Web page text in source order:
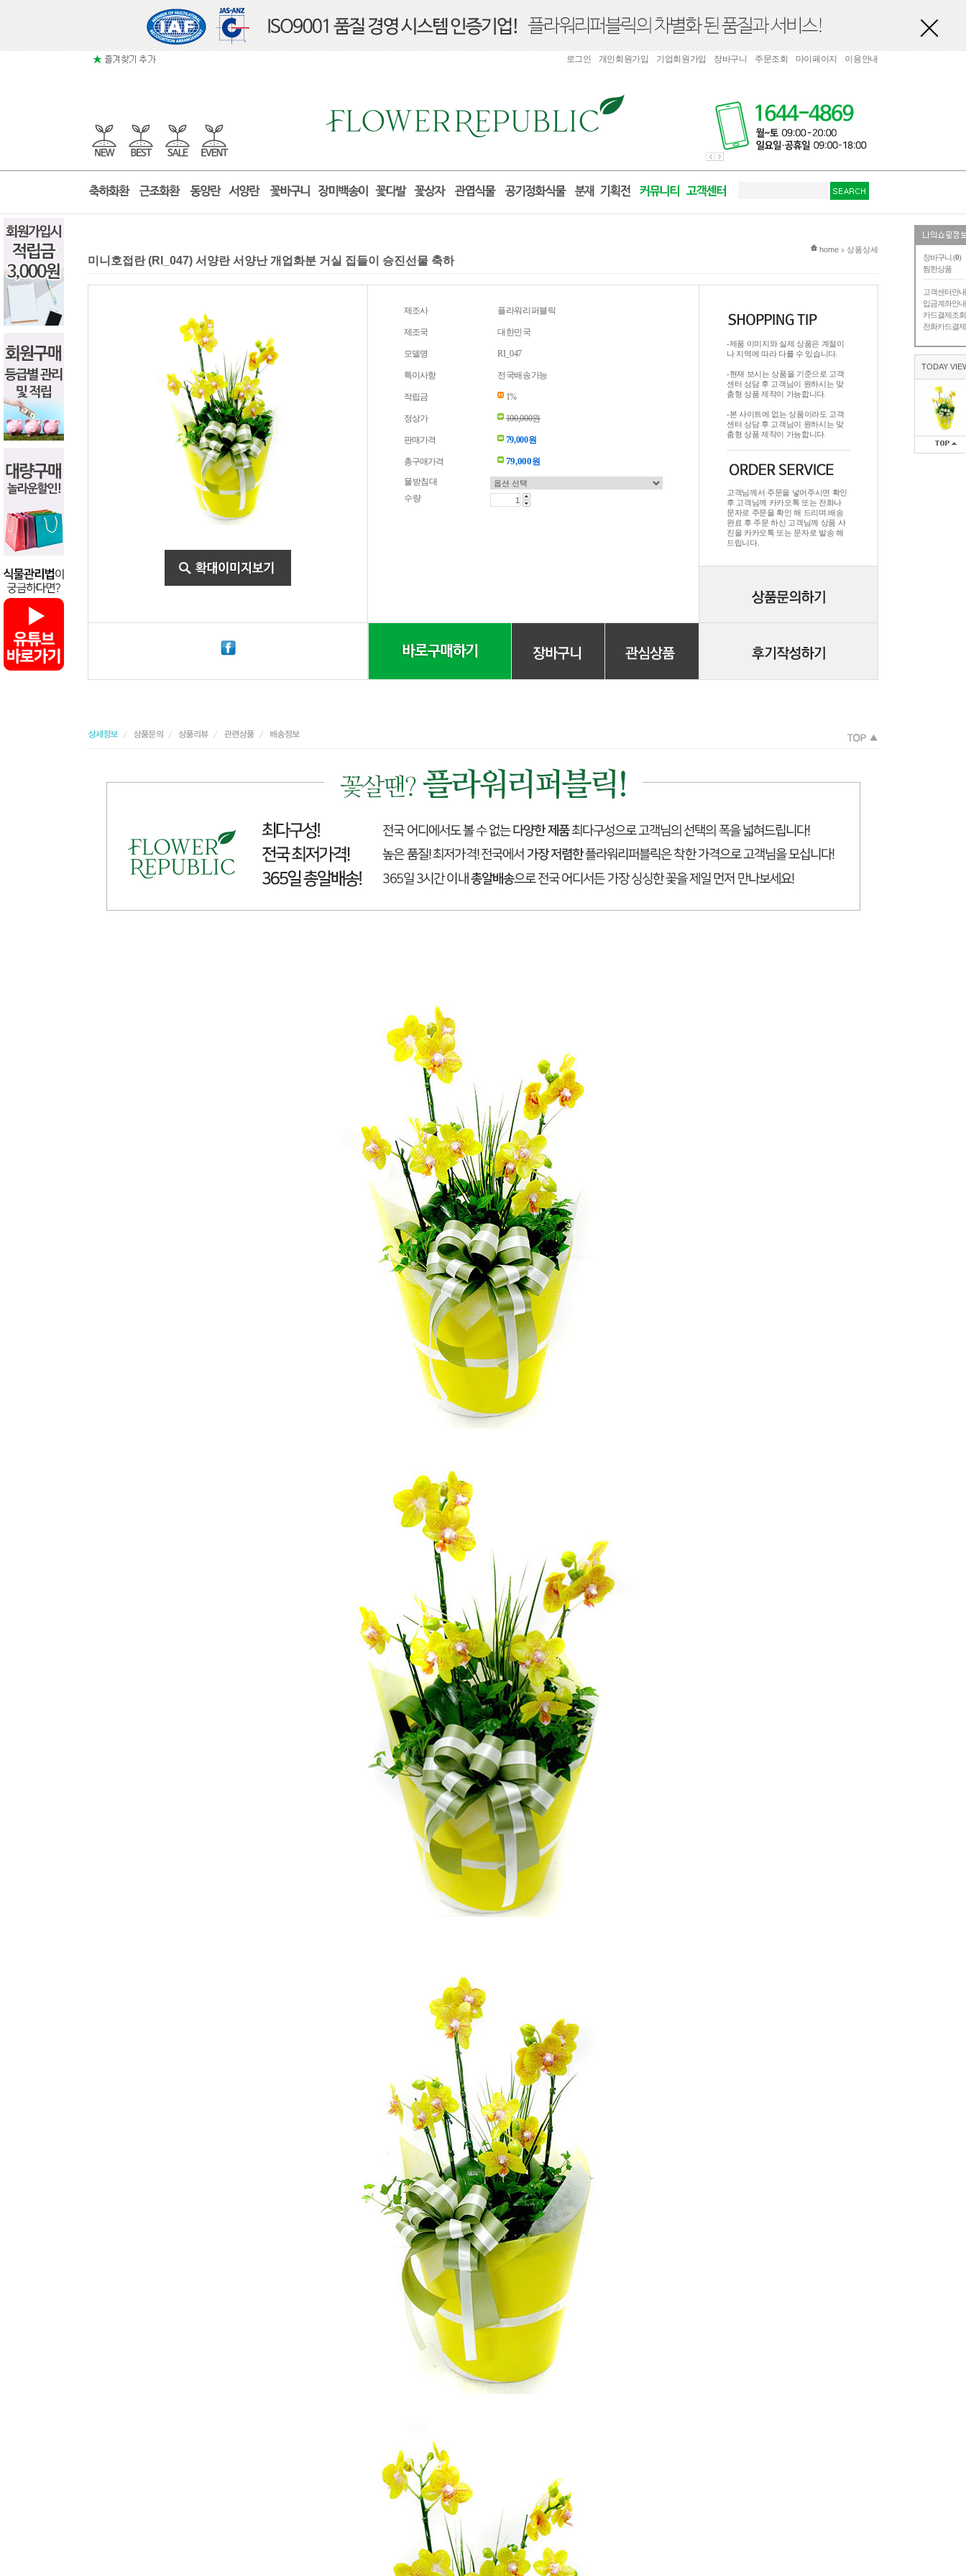
장바구니 (0)
찜한상품
고객센터안내
입금계좌안내
카드결제조회
전화카드결제
TODAY
로그인 개인회원가입 기업회원가입 장바구니 주문조회 마이페이지 이용안내
현재 위치
home > 상품상세
미니호접란 (RI_047) 서양란 서양난 개업화분 거실 집들이 승진선물 축하
제조사 플라워리퍼블릭
제조국 대한민국
모델명 RI_047
특이사항 전국배송가능
적립금 1%
정상가 100,000원
판매가격 79,000원
총구매가격 79,000원
물받침대
수량
-제품 이미지와 실제 상품은 계절이
나 지역에 따라 다를 수 있습니다.
-현재 보시는 상품을 기준으로 고객
센터 상담 후 고객님이 원하시는 맞
춤형 상품 제작이 가능합니다.
-본 사이트에 없는 상품이라도 고객
센터 상담 후 고객님이 원하시는 맞
춤형 상품 제작이 가능합니다.
고객님께서 주문을 넣어주시면 확인
후 고객님께 카카오톡 또는 전화나
문자로 주문을 확인 해 드리며.배송
완료 후 주문 하신 고객님께 상품 사
진을 카카오톡 또는 문자로 발송 해
드립니다.